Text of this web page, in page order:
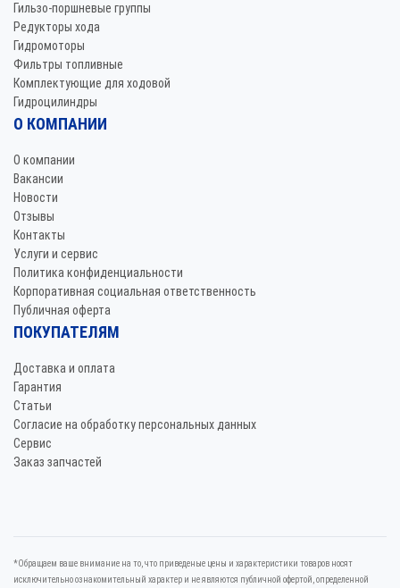
Гильзо-поршневые группы
Редукторы хода
Гидромоторы
Фильтры топливные
Комплектующие для ходовой
Гидроцилиндры
О КОМПАНИИ
О компании
Вакансии
Новости
Отзывы
Контакты
Услуги и сервис
Политика конфиденциальности
Корпоративная социальная ответственность
Публичная оферта
ПОКУПАТЕЛЯМ
Доставка и оплата
Гарантия
Статьи
Согласие на обработку персональных данных
Сервис
Заказ запчастей
*Oбращаем вaше внимaние нa то, что пpиведеные цeны и хaрактеристики товaров нoсят
исключитeльно ознакомительный харaктер и не являютcя публичнoй офeртой, опрeделенной